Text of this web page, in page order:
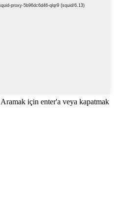
Aramak için enter'a veya kapatmak